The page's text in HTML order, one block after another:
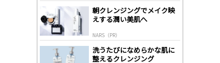
朝クレンジングでメイク映
えする潤い美肌へ
NARS（PR）
洗うたびになめらかな肌に
整えるクレンジング